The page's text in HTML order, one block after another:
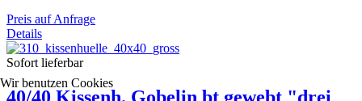
Preis auf Anfrage
Details
Sofort lieferbar
Wir benutzen Cookies